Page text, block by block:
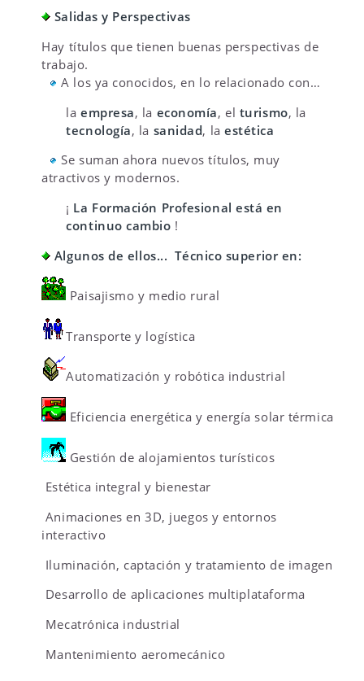
Salidas y Perspectivas
Hay títulos que tienen buenas perspectivas de
trabajo.
A los ya conocidos, en lo relacionado con…
la empresa, la economía, el turismo, la
tecnología, la sanidad, laestética
Se suman ahora nuevos títulos, muy
atractivos y modernos.
¡ La Formación Profesional está en
continuo cambio !
Algunos de ellos... Técnico superior en:
Paisajismo y medio rural
Transporte y logística
Automatización y robótica industrial
Eficiencia energética y energía solar térmica
Gestión de alojamientos turísticos
Estética integral y bienestar
Animaciones en 3D, juegos y entornos
interactivo
Iluminación, captación y tratamiento de imagen
Desarrollo de aplicaciones multiplataforma
Mecatrónica industrial
Mantenimiento aeromecánico